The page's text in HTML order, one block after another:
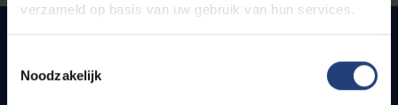
verzameld op basis van uw gebruik van hun services.
Noodzakelijk
Quick links